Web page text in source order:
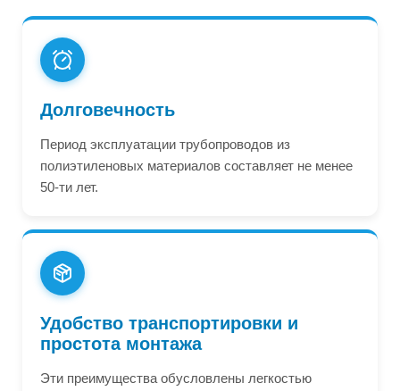
Долговечность
Период эксплуатации трубопроводов из
полиэтиленовых материалов составляет не менее
50-ти лет.
Удобство транспортировки и
простота монтажа
Эти преимущества обусловлены легкостью